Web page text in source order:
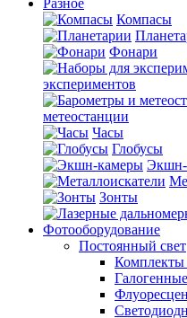
Разное
Компасы
Фонари
экспериментов
метеостанции
Часы
Глобусы
Зонты
Фотооборудование
Постоянный свет
Комплекты